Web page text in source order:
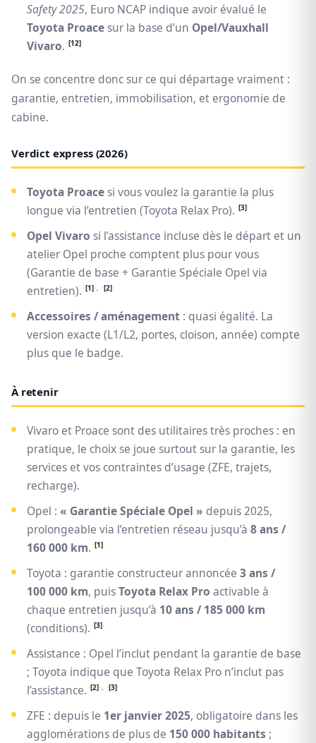
Safety 2025, Euro NCAP indique avoir évalué le
Toyota Proacesur la base d’un Opel/Vauxhall
Vivaro. [12]
On se concentre donc sur ce qui départage vraiment :
garantie, entretien, immobilisation, et ergonomie de
cabine.
Verdict express (2026)
Toyota Proacesi vous voulez la garantie la plus
longue via l’entretien (Toyota Relax Pro). [3]
Opel Vivaro si l’assistance incluse dès le départ et un
atelier Opel proche comptent plus pour vous
(Garantie de base + Garantie Spéciale Opel via
entretien). [1] , [2]
Accessoires / aménagement : quasi égalité. La
version exacte (L1/L2, portes, cloison, année) compte
plus que le badge.
À retenir
Vivaro et Proace sont des utilitaires très proches : en
pratique, le choix se joue surtout sur la garantie, les
services et vos contraintes d’usage (ZFE, trajets,
recharge).
Opel : « Garantie Spéciale Opel » depuis 2025,
prolongeable via l’entretien réseau jusqu’à 8 ans /
160 000 km. [1]
Toyota : garantie constructeur annoncée 3 ans /
100 000 km, puisToyota Relax Pro activable à
chaque entretien jusqu’à 10 ans / 185 000 km
(conditions). [3]
Assistance : Opel l’inclut pendant la garantie de base
; Toyota indique que Toyota Relax Pro n’inclut pas
l’assistance. [2] , [3]
ZFE : depuis le 1er janvier 2025, obligatoire dans les
agglomérations de plus de 150 000 habitants ;